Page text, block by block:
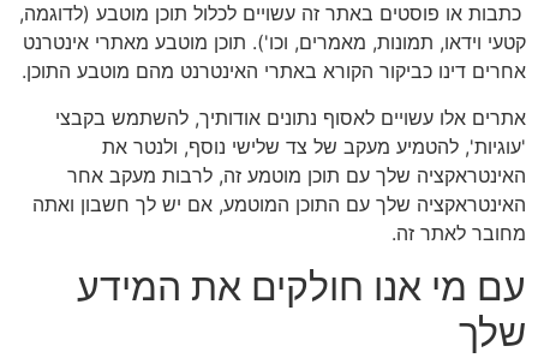
כתבות או פוסטים באתר זה עשויים לכלול תוכן מוטבע (לדוגמה,
קטעי וידאו, תמונות, מאמרים, וכו'). תוכן מוטבע מאתרי אינטרנט
אחרים דינו כביקור הקורא באתרי האינטרנט מהם מוטבע התוכן.
אתרים אלו עשויים לאסוף נתונים אודותיך, להשתמש בקבצי
'עוגיות', להטמיע מעקב של צד שלישי נוסף, ולנטר את
האינטראקציה שלך עם תוכן מוטמע זה, לרבות מעקב אחר
האינטראקציה שלך עם התוכן המוטמע, אם יש לך חשבון ואתה
מחובר לאתר זה.
עם מי אנו חולקים את המידע
שלך